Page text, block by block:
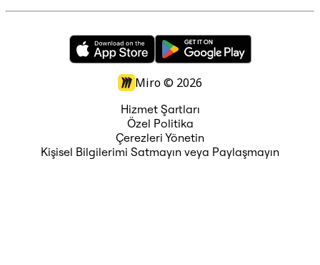
Miro © 2026
Hizmet Şartları
Özel Politika
Çerezleri Yönetin
Kişisel Bilgilerimi Satmayın veya Paylaşmayın